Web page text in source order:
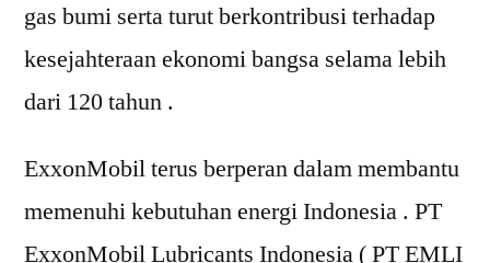
gas bumi serta turut berkontribusi terhadap
kesejahteraan ekonomi bangsa selama lebih
dari 120 tahun .
ExxonMobil terus berperan dalam membantu
memenuhi kebutuhan energi Indonesia . PT
ExxonMobil Lubricants Indonesia ( PT EMLI